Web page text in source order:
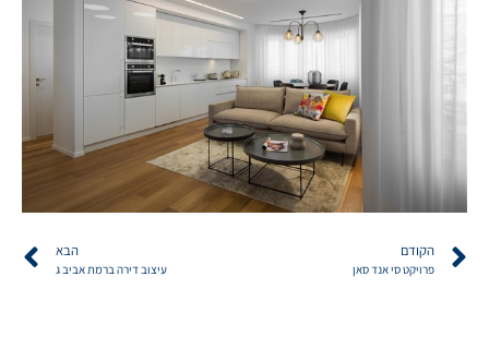
הקודם
פרויקט סי אנד סאן
הבא
עיצוב דירה ברמת אביב ג